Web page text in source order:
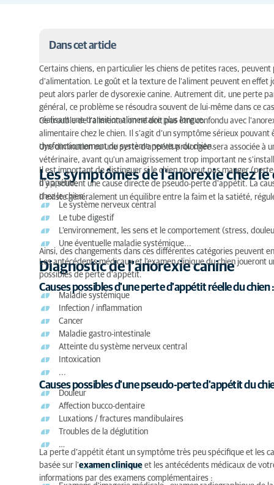
Dans cet article
Les symptômes de l'anorexie chez le chien
Diagnostic de l'anorexie canine
Traitement de la perte d'appétit chez le chien
Certains chiens, en particulier les chiens de petites races,
d'alimentation. Le goût et la texture de l'aliment peuvent en
peut alors parler de dysorexie canine. Autrement dit, une perte
général, ce problème se résoudra souvent de lui-même dans ce
réalisant une transition alimentaire plus longue.
Ce trouble de l’alimentation ne doit pas être confondu avec
alimentaire chez le chien. Il s’agit d’un symptôme sérieux
dysfonctionnement du système nerveux du chien.
Une diminution ou une perte d'appétit prolongée sera associée à
vétérinaire, avant qu'un amaigrissement trop important ne
Les symptômes de l'anorexie chez le
Il est important de distinguer si le chien ne veut pas manger
d'appétit).
Il y a souvent une cause directe de pseudo-perte d'appétit. La
chez le chien.
Il existe généralement un équilibre entre la faim et la satiété,
Le système nerveux central
Le tube digestif
L'environnement, les sens et le comportement (stress,
Une éventuelle maladie systémique...
Ainsi, des changements dans ces différentes catégories peuvent
Diagnostic de l'anorexie canine
Les antécédents médicaux et l'examen clinique du chien
possibles de perte d'appétit.
Causes possibles d'une perte d'appétit réelle du chien :
Maladie systémique
Infection / inflammation
Cancer
Maladie gastro-intestinale
Atteinte du système nerveux central
Intoxication
...
Causes possibles d'une pseudo-perte d'appétit du
Douleur
Affection bucco-dentaire
Luxations / fractures mandibulaires
Troubles de la déglutition
…
La perte d'appétit étant un symptôme très peu spécifique et les
basée sur l'examen clinique et les antécédents médicaux de
informations par des examens complémentaires :